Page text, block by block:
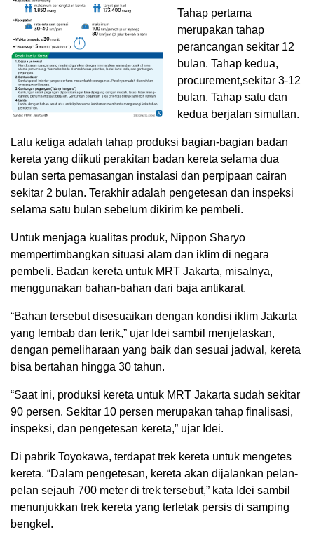
Tahap pertama
merupakan tahap
perancangan sekitar 12
bulan. Tahap kedua,
procurement,sekitar 3-12
bulan. Tahap satu dan
kedua berjalan simultan.
Lalu ketiga adalah tahap produksi bagian-bagian badan
kereta yang diikuti perakitan badan kereta selama dua
bulan serta pemasangan instalasi dan perpipaan cairan
sekitar 2 bulan. Terakhir adalah pengetesan dan inspeksi
selama satu bulan sebelum dikirim ke pembeli.
Untuk menjaga kualitas produk, Nippon Sharyo
mempertimbangkan situasi alam dan iklim di negara
pembeli. Badan kereta untuk MRT Jakarta, misalnya,
menggunakan bahan-bahan dari baja antikarat.
“Bahan tersebut disesuaikan dengan kondisi iklim Jakarta
yang lembab dan terik,” ujar Idei sambil menjelaskan,
dengan pemeliharaan yang baik dan sesuai jadwal, kereta
bisa bertahan hingga 30 tahun.
“Saat ini, produksi kereta untuk MRT Jakarta sudah sekitar
90 persen. Sekitar 10 persen merupakan tahap finalisasi,
inspeksi, dan pengetesan kereta,” ujar Idei.
Di pabrik Toyokawa, terdapat trek kereta untuk mengetes
kereta. “Dalam pengetesan, kereta akan dijalankan pelan-
pelan sejauh 700 meter di trek tersebut,” kata Idei sambil
menunjukkan trek kereta yang terletak persis di samping
bengkel.